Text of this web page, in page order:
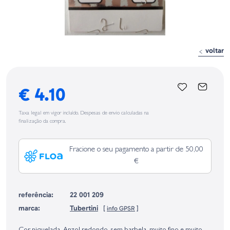
voltar
€ 4.10
Taxa legal em vigor incluído. Despesas de envio calculadas na
finalização da compra.
Fracione o seu pagamento a partir de 50,00
€
referência:
22 001 209
marca:
Tubertini [ info GPSR ]